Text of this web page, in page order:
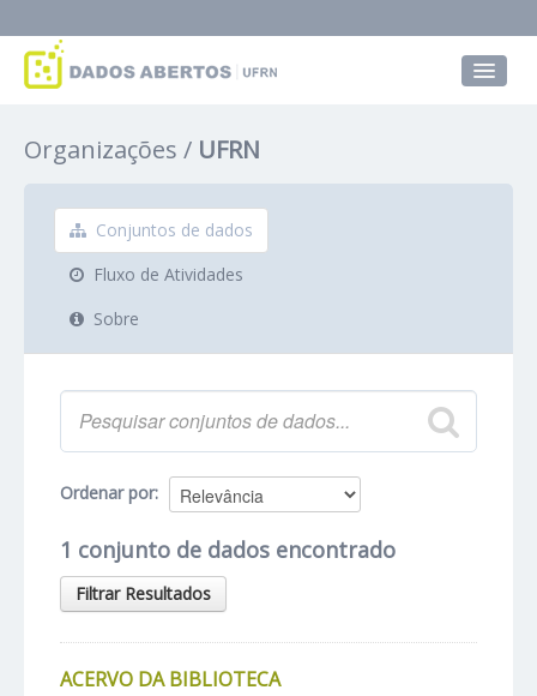
Grupos
Sobre
Organizações UFRN
Conjuntos de dados
Fluxo de Atividades
Sobre
Ordenar por
1 conjunto de dados encontrado
Filtrar Resultados
ACERVO DA BIBLIOTECA